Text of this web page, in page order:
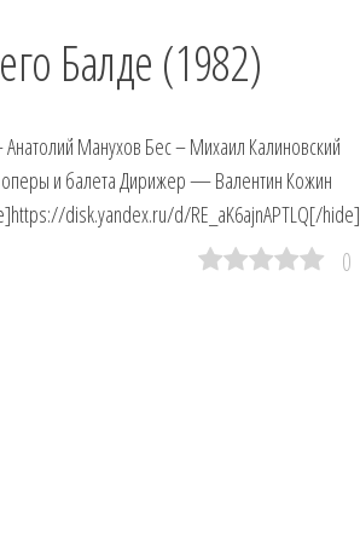
Балде (1982)
Манухов Бес – Михаил Калиновский
оперы и балета Дирижер — Валентин Кожин
disk.yandex.ru/d/RE_aK6ajnAPTLQ[/hide]
0